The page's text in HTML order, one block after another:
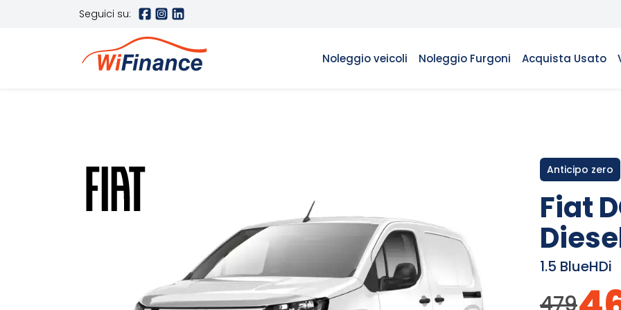
Seguici su:
Noleggio veicoli Noleggio Furgoni Acquista Usato
Anticipo zero
Fiat
1.5 BlueHDi
479